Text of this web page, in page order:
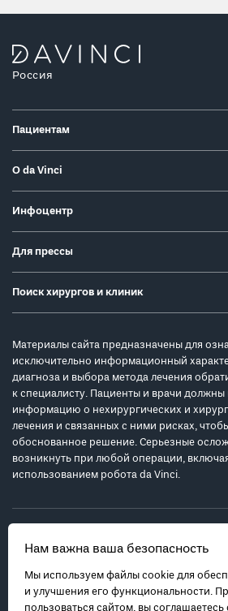
Нам важна ваша безопасность
Мы используем файлы cookie для
и улучшения его функциональности.
пользоваться сайтом, вы
Россия
Пациентам
О da Vinci
Инфоцентр
Для прессы
Поиск хирургов и клиник
Материалы сайта предназначены для
исключительно информационный
диагноза и выбора метода лечения
к специалисту. Пациенты и врачи
информацию о нехирургических и
лечения и связанных с ними рисках,
обоснованное решение. Серьезные
возникнуть при любой операции,
использованием робота da Vinci.
Политика обработки персональных
Соглашение с пользователем